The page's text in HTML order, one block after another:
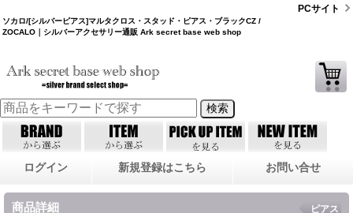
ソカロ/[シルバーピアス]マルタクロス・スタッド・ピアス・ブラックCZ /
ZOCALO｜シルバーアクセサリー通販 Ark secret base web shop
PCサイト
ログイン 新規登録はこちら お問い合せ
商品詳細 ピアス